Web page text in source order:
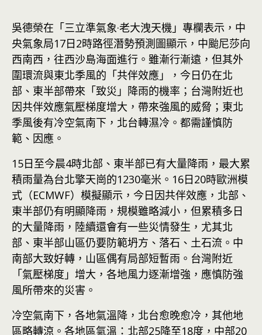
吳德榮在「三立準氣象·老大洩天機」專欄表示，中
央氣象局17日2時路徑潛勢預測圖顯示，中颱尼莎向
西南西，往西沙島海面進行。雖漸行漸遠，但其外
圍環流與東北季風的「共伴效應」，今日仍在北
部、東半部帶來「致災」降雨的機率；台灣附近也
因共伴效應氣壓梯度增大，帶來強風的威脅；東北
季風後有冷空氣南下，北台轉濕冷。都需謹慎防
範、因應。
15日至今晨4時北部、東半部已有大量降雨，最大累
積雨量為台北擎天崗的1230毫米。16日20時歐洲模
式（ECMWF）模擬顯示，今日因共伴效應，北部、
東半部仍有明顯降雨，規模雖略減小，但累積多日
的大量降雨，陸續還會有一些災情發生，尤其北
部、東半部山區仍要防範坍方、落石、土石流。中
南部大致好轉，山區偶有局部短暫雨。台灣附近
「氣壓梯度」增大，各地風力逐漸增強，應慎防強
風所帶來的災害。
冷空氣南下，各地氣溫降，北台愈晚愈冷，其他地
區略轉涼。各地區氣溫：北部25降至18度，中部20